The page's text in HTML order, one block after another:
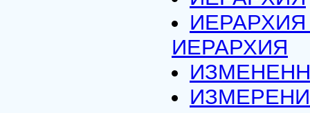
ИЕРАРХИЯ